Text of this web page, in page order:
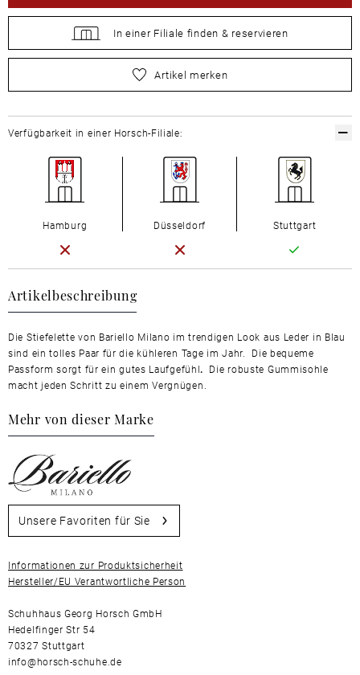
In einer Filiale finden & reservieren
wählen Sie zuerst Ihre Größe aus
Artikel merken
Artikelbeschreibung
Die Stiefelette von Bariello Milano im trendigen Look aus Leder in Blau
sind ein tolles Paar für die kühleren Tage im Jahr. Die bequeme
Passform sorgt für ein gutes Laufgefühl. Die robuste Gummisohle
macht jeden Schritt zu einem Vergnügen.
Mehr von dieser Marke
Unsere Favoriten für Sie
Informationen zur Produktsicherheit
Hersteller/EU Verantwortliche Person
Schuhhaus Georg Horsch GmbH
Hedelfinger Str 54
70327 Stuttgart
info@horsch-schuhe.de
Verfügbarkeit in einer Horsch-Filiale:
Hamburg Düsseldorf Stuttgart